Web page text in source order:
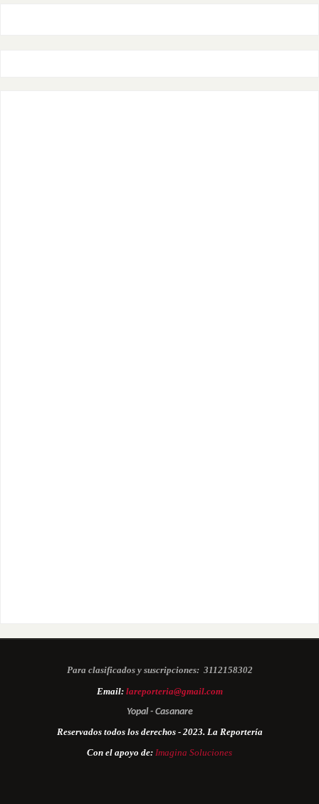
Para clasificados y suscripciones: 3112158302
Email: lareporteria@gmail.com
Yopal - Casanare
Reservados todos los derechos - 2023. La Reportería
Con el apoyo de: Imagina Soluciones